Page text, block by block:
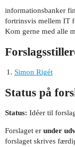
informationsbanker
fortrinsvis mellem IT
Kom gerne med alle
Simon Rigét
Status på
Status: Idéer til
Forslaget er under
forslaget skrives